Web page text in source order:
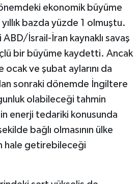
ekonomik büyüme
bazda yüzde 1 olmuştu.
İsrail-İran kaynaklı savaş
bir büyüme kaydetti. Ancak
ve şubat aylarını da
sonraki dönemde İngiltere
olabileceği tahmin
enerji tedariki konusunda
bağlı olmasının ülke
hale getirebileceği